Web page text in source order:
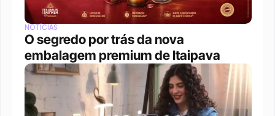
NOTÍCIAS
O segredo por trás da nova
embalagem premium de Itaipava